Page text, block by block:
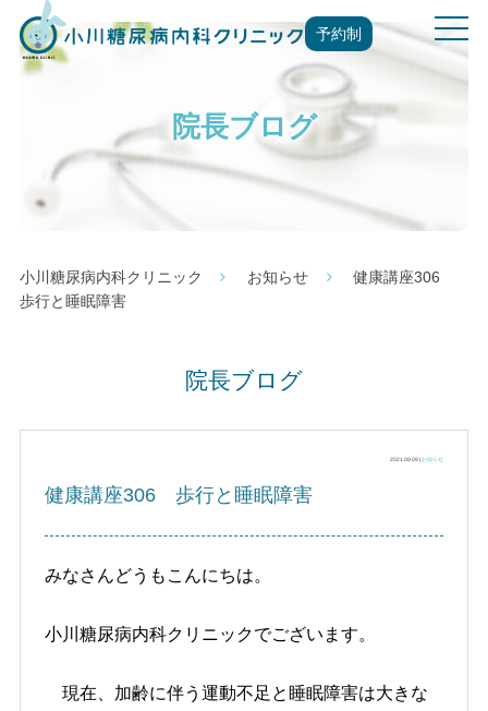
予約制
t
o
g
院長ブログ
小川糖尿病内科クリニック お知らせ
健康講座306
歩行と睡眠障害
院長ブログ
2021.09.09 |お知らせ
健康講座306 歩行と睡眠障害
みなさんどうもこんにちは。
小川糖尿病内科クリニックでございます。
現在、加齢に伴う運動不足と睡眠障害は大きな